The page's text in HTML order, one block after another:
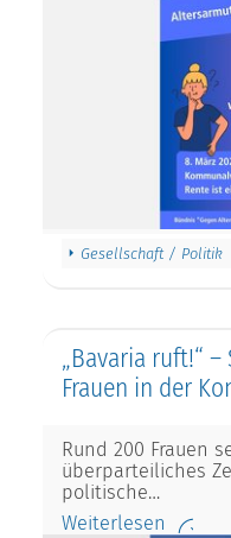
Gesellschaft / Politik
„Bavaria ruft!“
Frauen in der
Rund 200 Frauen
überparteiliches
politische…
Weiterlesen